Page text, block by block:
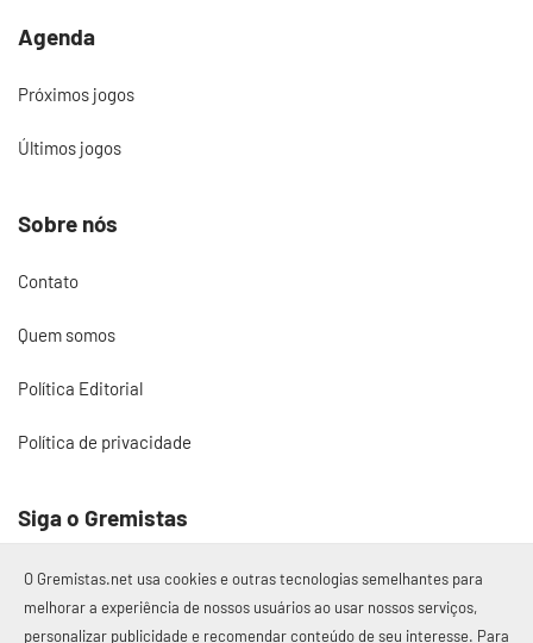
Agenda
Próximos jogos
Últimos jogos
Sobre nós
Contato
Quem somos
Política Editorial
Política de privacidade
Siga o Gremistas
O Gremistas.net usa cookies e outras tecnologias semelhantes para
melhorar a experiência de nossos usuários ao usar nossos serviços,
personalizar publicidade e recomendar conteúdo de seu interesse. Para